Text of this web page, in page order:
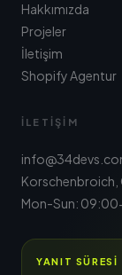
Hakkımızda
Projeler
İletişim
Shopify Agentur
İLETIŞIM
Korschenbroich,
Mon-Sun:
YANIT SÜRESI